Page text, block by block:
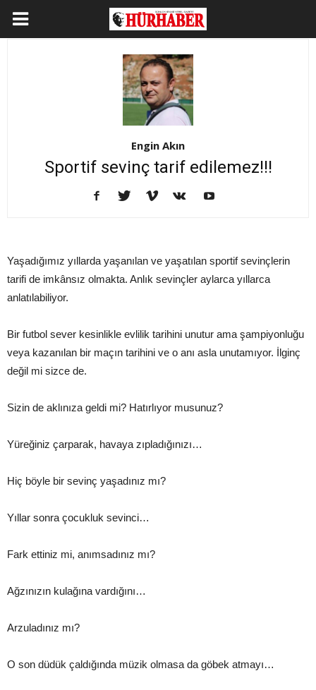
Engin Akın
Sportif sevinç tarif edilemez!!!
Yaşadığımız yıllarda yaşanılan ve yaşatılan sportif sevinçlerin
tarifi de imkânsız olmakta. Anlık sevinçler aylarca yıllarca
anlatılabiliyor.
Bir futbol sever kesinlikle evlilik tarihini unutur ama şampiyonluğu
veya kazanılan bir maçın tarihini ve o anı asla unutamıyor. İlginç
değil mi sizce de.
Sizin de aklınıza geldi mi? Hatırlıyor musunuz?
Yüreğiniz çarparak, havaya zıpladığınızı…
Hiç böyle bir sevinç yaşadınız mı?
Yıllar sonra çocukluk sevinci…
Fark ettiniz mi, anımsadınız mı?
Ağzınızın kulağına vardığını…
Arzuladınız mı?
O son düdük çaldığında müzik olmasa da göbek atmayı…